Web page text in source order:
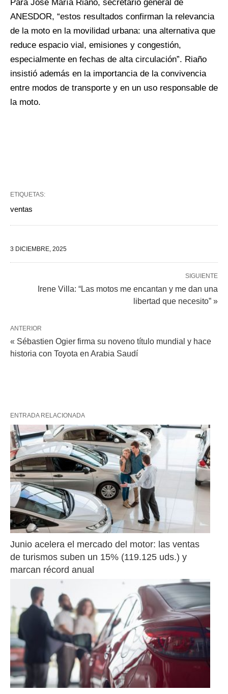
Para José María Riaño, secretario general de
ANESDOR, “estos resultados confirman la relevancia
de la moto en la movilidad urbana: una alternativa que
reduce espacio vial, emisiones y congestión,
especialmente en fechas de alta circulación”. Riaño
insistió además en la importancia de la convivencia
entre modos de transporte y en un uso responsable de
la moto.
ETIQUETAS:
ventas
3 DICIEMBRE, 2025
SIGUIENTE
Irene Villa: “Las motos me encantan y me dan una
libertad que necesito” »
ANTERIOR
« Sébastien Ogier firma su noveno título mundial y hace
historia con Toyota en Arabia Saudí
ENTRADA RELACIONADA
Junio acelera el mercado del motor: las ventas
de turismos suben un 15% (119.125 uds.) y
marcan récord anual